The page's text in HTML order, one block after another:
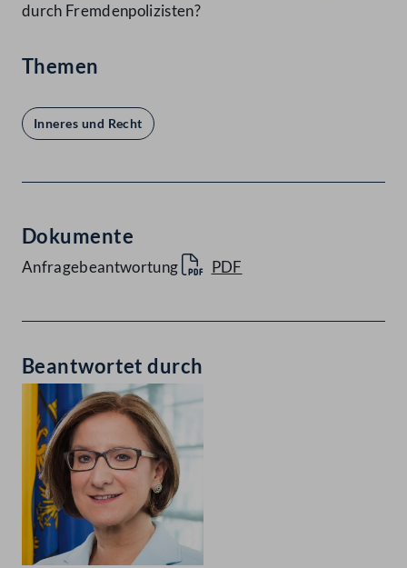
durch Fremdenpolizisten?
Themen
Inneres und Recht
Dokumente
Anfragebeantwortung PDF
Beantwortet durch